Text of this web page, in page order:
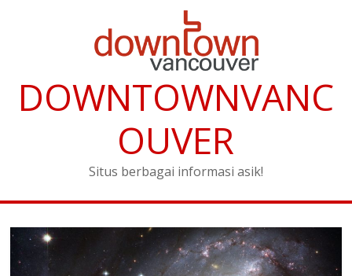
DOWNTOWNVANC
OUVER
Situs berbagai informasi asik!